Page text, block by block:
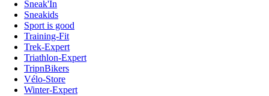
Sneak'In
Sneakids
Sport is good
Training-Fit
Trek-Expert
Triathlon-Expert
TripnBikers
Vélo-Store
Winter-Expert